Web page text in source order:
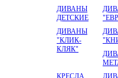
ДИВАНЫ
ДЕТСКИЕ
ДИВАНЫ
"КЛИК-
КЛЯК"
КРЕСЛА